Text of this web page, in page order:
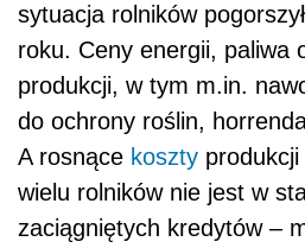
sytuacja rolników
roku. Ceny energii, paliwa
produkcji, w tym m.in.
do ochrony roślin,
A rosnące koszty produkcji
wielu rolników nie jest w
zaciągniętych kredytów –